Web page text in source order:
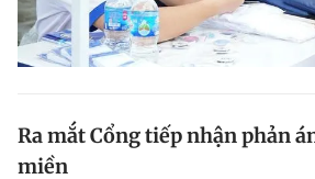
Ra mắt Cổng tiếp nhận phản
miền